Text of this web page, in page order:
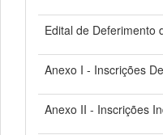
Edital de Deferimento
Anexo I - Inscrições
Anexo II - Inscrições